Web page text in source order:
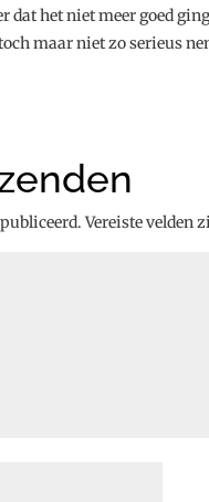
dat het niet meer goed
maar niet zo serieus
Vereiste velden